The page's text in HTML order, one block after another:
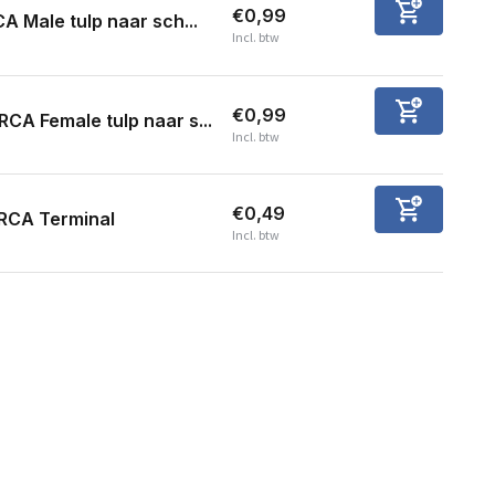
Male tulp naar sch... €0,99
Incl. btw
Female tulp naar s... €0,99
Incl. btw
Terminal €0,49
Incl. btw